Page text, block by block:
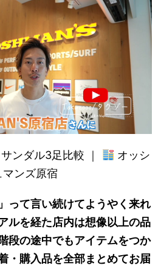
サンダル3足比較 ｜
オッシ
マンズ原宿
って言い続けてようやく来れ
ルを経た店内は想像以上の品
段の途中でもアイテムをつか
・購入品を全部まとめてお届